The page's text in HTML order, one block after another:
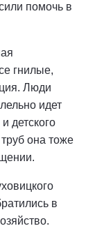
помочь в
гнилые,
Люди
идет
детского
она тоже
в